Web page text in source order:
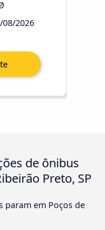
08/2026
de ônibus
Preto, SP
param em Poços de